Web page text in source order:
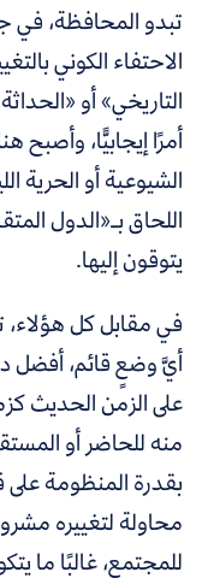
تبدو المحافظة، في
الاحتفاء الكوني
التاريخي» أو
أمرًا إيجابيًّا، وأصبح
الشيوعية أو الحرية
اللحاق بـ«الدول
يتوقون إليها.
في مقابل كل هؤلاء،
أيَّ وضعٍ قائم، أفضل
على الزمن الحديث
منه للحاضر أو
بقدرة المنظومة على
محاولة لتغييره
للمجتمع، غالبًا ما